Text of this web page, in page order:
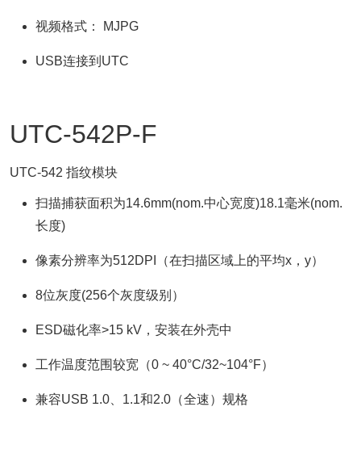
视频格式： MJPG
USB连接到UTC
UTC-542P-F
UTC-542 指纹模块
扫描捕获面积为14.6mm(nom.中心宽度)18.1毫米(nom.
长度)
像素分辨率为512DPI（在扫描区域上的平均x，y）
8位灰度(256个灰度级别）
ESD磁化率>15 kV，安装在外壳中
工作温度范围较宽（0 ~ 40°C/32~104°F）
兼容USB 1.0、1.1和2.0（全速）规格